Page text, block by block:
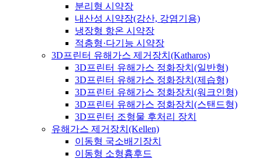
분리형 시약장
내산성 시약장(강산, 강염기용)
냉장형 항온 시약장
적층형·다기능 시약장
3D프린터 유해가스 제거장치(Katharos)
3D프린터 유해가스 정화장치(일반형)
3D프린터 유해가스 정화장치(제습형)
3D프린터 유해가스 정화장치(워크인형)
3D프린터 유해가스 정화장치(스탠드형)
3D프린터 조형물 후처리 장치
유해가스 제거장치(Kellen)
이동형 국소배기장치
이동형 소형흄후드